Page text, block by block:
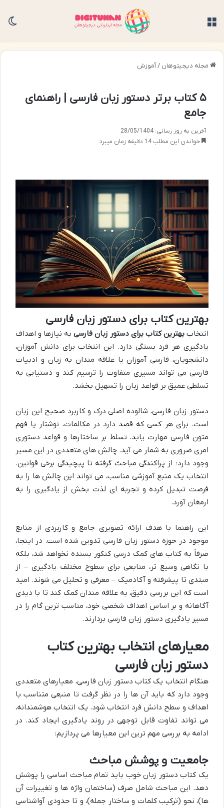
مجله دیجیتوهان /آموزش
۵ کتاب برتر دستور زبان فارسی | راهنمای
جامع
آخرین به روز رسانی: 28/05/1404
خواندن این مطلب 14 دقیقه زمان میبرد
بهترین کتاب برای دستور زبان فارسی
انتخاب بهترین کتاب برای دستور زبان فارسی به نیازها و اهداف
یادگیری هر فرد بستگی دارد. این انتخاب برای دانش آموزان،
دانشجویان، فارسی آموزان یا علاقه مندان به زبان و ادبیات
فارسی می تواند مسیری متفاوت را ترسیم کند و دستیابی به
تسلطی عمیق بر قواعد زبان را تسهیل بخشد.
دستور زبان فارسی، شالوده اصلی درک و کاربرد صحیح این زبان
است. برای هر کسی که قصد دارد در مکالمات، نوشتار یا فهم
متون فارسی مهارت یابد، تسلط بر ساختارها و قواعد دستوری
امری ضروری به شمار می آید. چالش های متعددی در این مسیر
وجود دارد؛ از پراکندگی مباحث گرفته تا پیچیدگی برخی قوانین.
انتخاب یک منبع آموزشی مناسب، می تواند این چالش ها را به
فرصت تبدیل کرده و تجربه ای لذت بخش از یادگیری را به
ارمغان آورد.
این راهنما با هدف ارائه تصویری جامع و کاربردی از منابع
موجود در حوزه دستور زبان فارسی تدوین شده است. در اینجا،
صرفاً به کتاب های کمک درسی کنکور بسنده نخواهد شد، بلکه
با نگاهی وسیع تر، منابعی برای سطوح مختلف یادگیری – از
مبتدی تا پیشرفته و آکادمیک – معرفی و تحلیل می شوند. امید
است که این بررسی دقیق، به علاقه مندان کمک کند تا با دیدی
آگاهانه و بر اساس اهداف شخصی خود، مناسب ترین گام را در
مسیر یادگیری دستور زبان فارسی بردارند.
معیارهای انتخاب بهترین کتاب
دستور زبان فارسی
هنگام انتخاب یک کتاب دستور زبان فارسی، معیارهای متعددی
وجود دارد که باید آن ها را در نظر گرفت تا منبعی متناسب با
اهداف و سطح دانش فرد انتخاب شود. یک انتخاب هوشمندانه،
می تواند تفاوت قابل توجهی در روند یادگیری ایجاد کند. در
ادامه به بررسی مهم ترین این معیارها می پردازیم:
جامعیت و پوشش مباحث
یک کتاب دستور زبان خوب باید تمام مباحث اساسی را پوشش
دهد. این مباحث شامل صرف (ساختمان واژه ها و تغییرات آن
ها)، نحو (ترکیب کلمات و ساختار جمله)، و تا حدودی آواشناسی